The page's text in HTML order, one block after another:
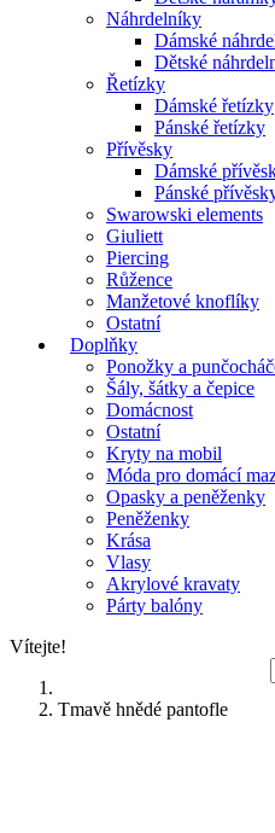
Náhrdelníky
Dámské
Dětské
Řetízky
Dámské řetízky
Pánské řetízky
Přívěsky
Dámské
Pánské
Swarowski elements
Giuliett
Piercing
Růžence
Manžetové knoflíky
Ostatní
Doplňky
Ponožky a
Šály, šátky a čepice
Domácnost
Ostatní
Kryty na mobil
Móda pro domácí
Opasky a peněženky
Peněženky
Krása
Vlasy
Akrylové kravaty
Párty balóny
Vítejte!
Tmavě hnědé pantofle